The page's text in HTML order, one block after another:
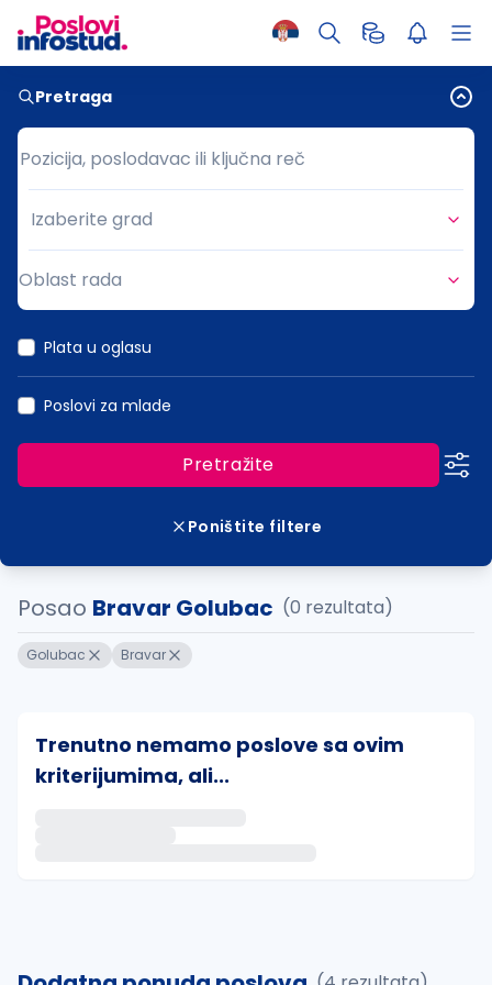
Pretraga
Pozicija, poslodavac ili ključna reč
Pozicija, poslodavac ili ključna reč
Grad
Izaberite grad
Oblast rada
Plata u oglasu
Poslovi za mlade
Pretražite
Poništite filtere
Posao Bravar Golubac (0 rezultata)
Golubac Bravar
Trenutno nemamo poslove sa ovim
kriterijumima, ali...